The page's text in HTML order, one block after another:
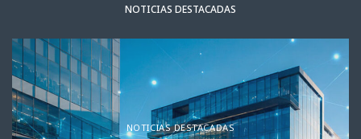
NOTICIAS DESTACADAS
NOTICIAS DESTACADAS